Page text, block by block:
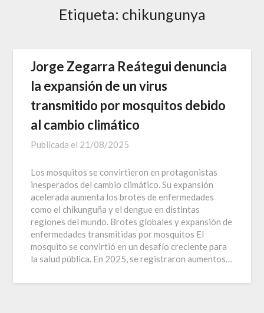
Etiqueta: chikungunya
Jorge Zegarra Reátegui denuncia
la expansión de un virus
transmitido por mosquitos debido
al cambio climático
Publicada el 21/08/2025
Los mosquitos se convirtieron en protagonistas
inesperados del cambio climático. Su expansión
acelerada aumenta los brotes de enfermedades
como el chikunguña y el dengue en distintas
regiones del mundo. Brotes globales y expansión de
enfermedades transmitidas por mosquitos El
mosquito se convirtió en un desafío creciente para
la salud pública. En 2025, se registraron aumentos…